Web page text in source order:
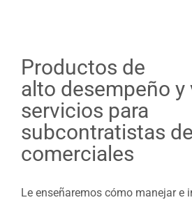
Productos de
alto desempeño y
servicios para
subcontratistas
comerciales
Le enseñaremos cómo manejar e